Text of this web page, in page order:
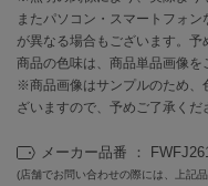
EIMY ISTOIRE
エイミー イストワール
emmi
エミ
エミ アトリエ
またパソコン・スマートフォ
が異なる場合もございます。予
商品の色味は、商品単品画像を
※商品画像はサンプルのため、
ざいますので、予めご了承くだ
メーカー品番 ：
(店舗でお問い合わせの際には、上記